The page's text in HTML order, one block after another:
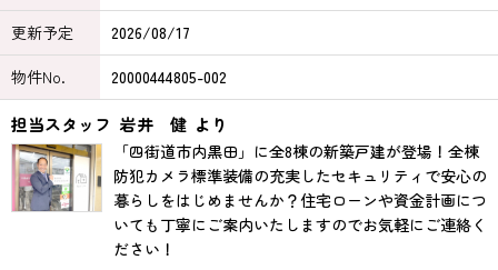
更新予定
2026/08/17
物件No.
20000444805-002
担当スタッフ 岩井 健 より
「四街道市内黒田」に全8棟の新築戸建が登場！全棟
防犯カメラ標準装備の充実したセキュリティで安心の
暮らしをはじめませんか？住宅ローンや資金計画につ
いても丁寧にご案内いたしますのでお気軽にご連絡く
ださい！